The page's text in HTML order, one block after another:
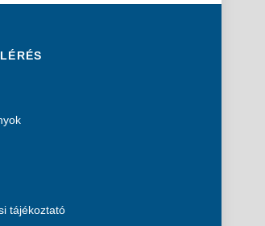
tájékoztató